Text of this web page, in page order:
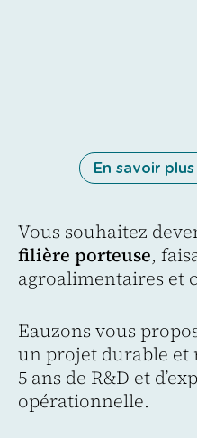
En savoir
Vous souhaitez
filière porteuse,
agroalimentaires et
Eauzons vous
un projet durable et
5 ans de R&D et
opérationnelle.